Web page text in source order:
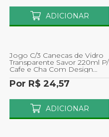
ADICIONAR
Jogo C/3 Canecas de Vidro
Transparente Savor 220ml P/
Cafe e Cha Com Design
Elegante e Resistente
Por R$ 24,57
ADICIONAR